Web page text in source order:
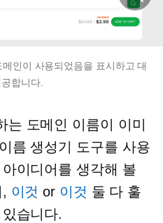
인이 사용되었음을 표시하고 대
합니다.
도메인 이름이 이미
름 생성기 도구를 사용
이디어를 생각해 볼
이것 or 이것 둘 다 훌
습니다.